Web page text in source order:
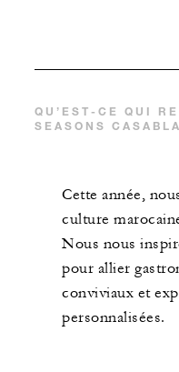
QU’EST-CE QUI
SEASONS
Cette année,
culture
Nous nous
pour allier
conviviaux et
personnalisées.